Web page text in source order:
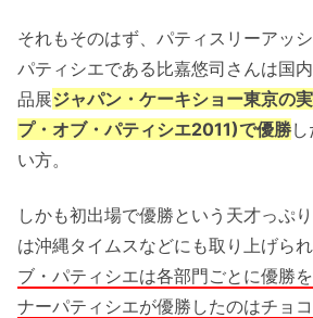
それもそのはず、パティスリーアッ
パティシエである比嘉悠司さんは国
品展ジャパン・ケーキショー東京の
プ・オブ・パティシエ2011)で優勝
い方。
しかも初出場で優勝という天才っぷ
は沖縄タイムスなどにも取り上げられ
ブ・パティシエは各部門ごとに優勝
ナーパティシエが優勝したのはチョ